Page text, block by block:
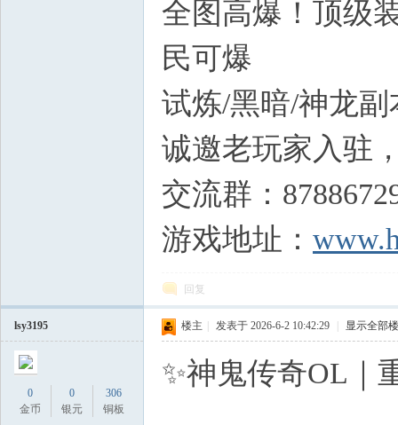
全图高爆！顶级
民可爆
试炼/黑暗/神龙
诚邀老玩家入驻
交流群：
游戏地址：
回复
lsy3195
0
金币
0
银元
306
铜板
楼主 发表于 2026-6-2 10:42:29 显示全部
✨神鬼传奇OL｜